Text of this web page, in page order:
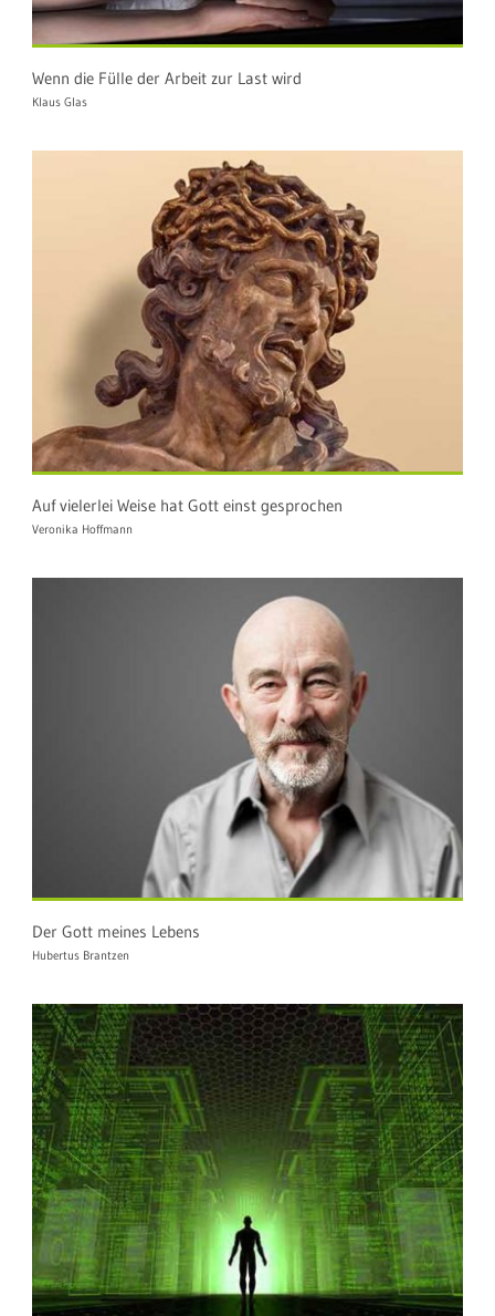
Wenn die Fülle der Arbeit zur Last wird
Klaus Glas
Auf vielerlei Weise hat Gott einst gesprochen
Veronika Hoffmann
Der Gott meines Lebens
Hubertus Brantzen